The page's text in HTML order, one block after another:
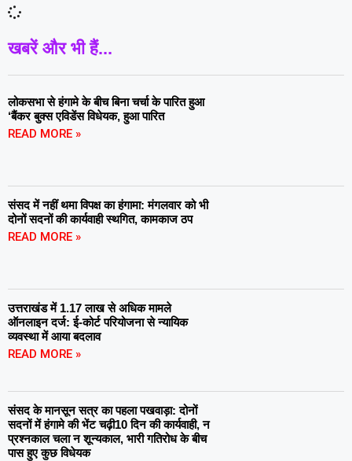
खबरें और भी हैं...
लोकसभा से हंगामे के बीच बिना चर्चा के पारित हुआ
‘बैंकर बुक्स एविडेंस विधेयक, हुआ पारित
READ MORE »
संसद में नहीं थमा विपक्ष का हंगामा: मंगलवार को भी
दोनों सदनों की कार्यवाही स्थगित, कामकाज ठप
READ MORE »
उत्तराखंड में 1.17 लाख से अधिक मामले
ऑनलाइन दर्ज: ई-कोर्ट परियोजना से न्यायिक
व्यवस्था में आया बदलाव
READ MORE »
संसद के मानसून सत्र का पहला पखवाड़ा: दोनों
सदनों में हंगामे की भेंट चढ़ी10 दिन की कार्यवाही, न
प्रश्नकाल चला न शून्यकाल, भारी गतिरोध के बीच
पास हुए कुछ विधेयक